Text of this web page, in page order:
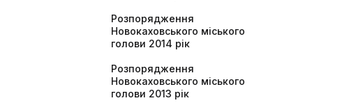
Розпорядження
Новокаховського міського
голови 2014 рік
Розпорядження
Новокаховського міського
голови 2013 рік